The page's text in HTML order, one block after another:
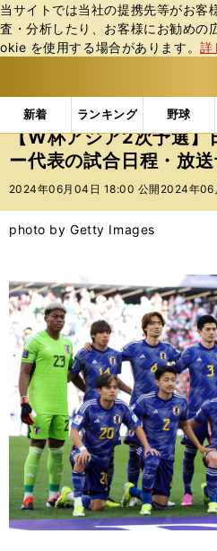
当サイトでは当社の提携先等がお客
査・分析したり、お客様にお勧めの
okie を使⽤する場合があります。詳
新着 ランキング 野球
b
ス
ポ
ル
バ
インフォメーション ニ
【W杯アジア2次予選】
ー代表の試合日程・放
2024年06月04日 18:00 公開 2024年06
photo by Getty Images